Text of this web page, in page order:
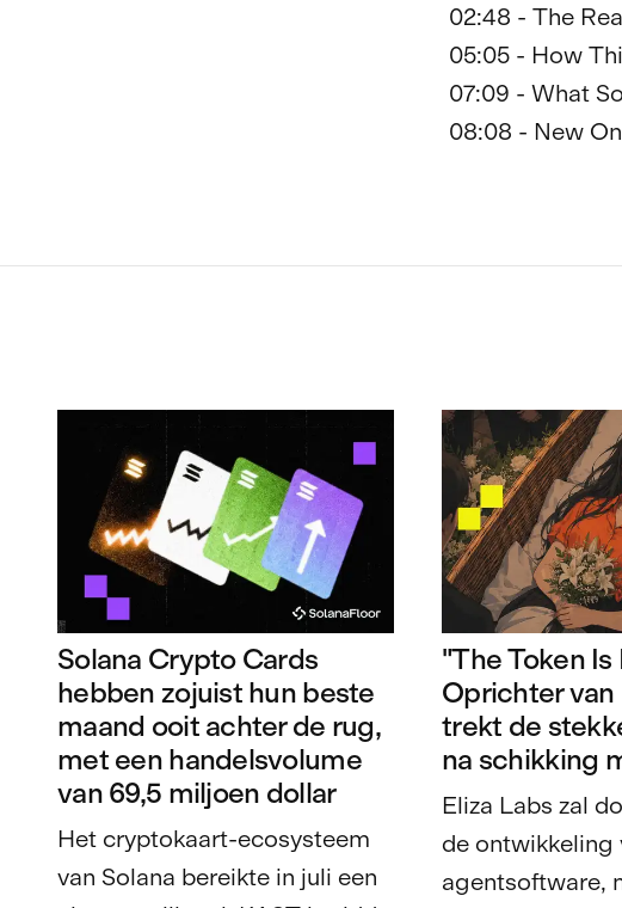
02:48 - The
05:05 - How
07:09 - What
08:08 - New
Solana Crypto Cards
hebben zojuist hun beste
maand ooit achter de rug,
met een handelsvolume
van 69,5 miljoen dollar
Het cryptokaart-ecosysteem
van Solana bereikte in juli een
"The Token Is
Oprichter van
trekt de
na schikking
Eliza Labs zal
de ontwikkeling
agentsoftware,